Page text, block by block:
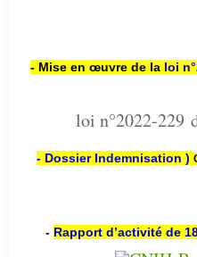
- Mise en œuvre de la loi n
loi n°2022-229
- Dossier Indemnisation )
- Rapport d’activité de